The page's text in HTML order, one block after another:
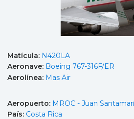
Matícula: N420LA
Aeronave: Boeing 767-316F/ER
Aerolínea: Mas Air
Aeropuerto: MROC - Juan
País: Costa Rica